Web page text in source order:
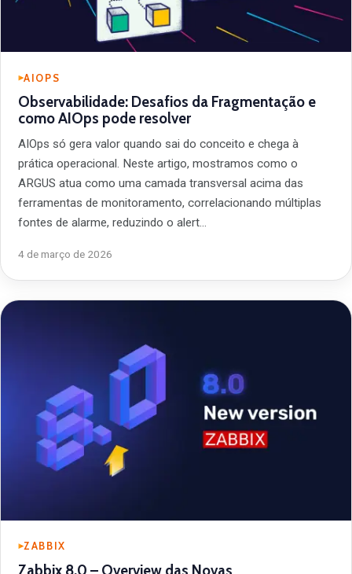
AIOPS
Observabilidade: Desafios da Fragmentação e
como AIOps pode resolver
AIOps só gera valor quando sai do conceito e chega à
prática operacional. Neste artigo, mostramos como o
ARGUS atua como uma camada transversal acima das
ferramentas de monitoramento, correlacionando múltiplas
fontes de alarme, reduzindo o alert…
4 de março de 2026
ZABBIX
Zabbix 8.0 – Overview das Novas